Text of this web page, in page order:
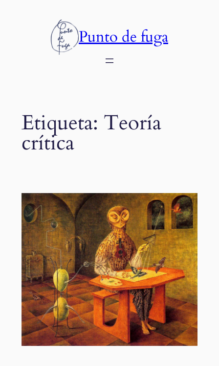
Punto de fuga
Etiqueta: Teoría
crítica